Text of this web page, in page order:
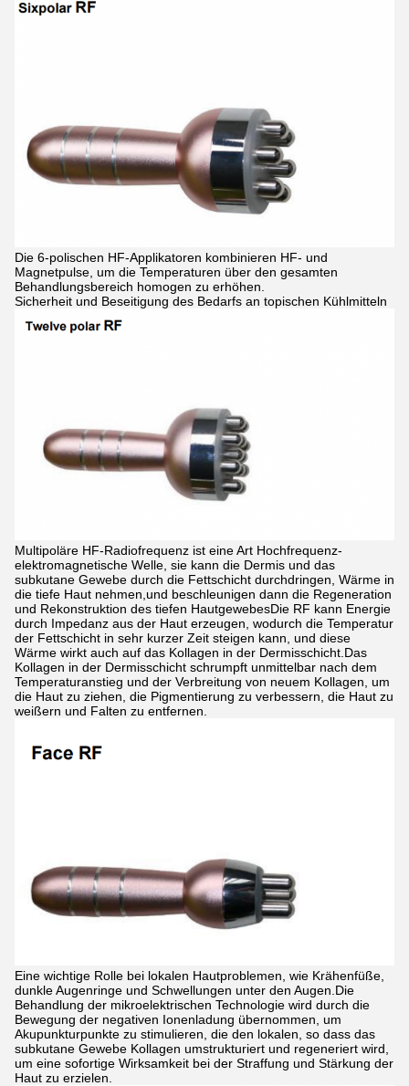
Die 6-polischen HF-Applikatoren kombinieren HF- und
Magnetpulse, um die Temperaturen über den gesamten
Behandlungsbereich homogen zu erhöhen.
Sicherheit und Beseitigung des Bedarfs an topischen Kühlmitteln
Multipoläre HF-Radiofrequenz ist eine Art Hochfrequenz-
elektromagnetische Welle, sie kann die Dermis und das
subkutane Gewebe durch die Fettschicht durchdringen, Wärme in
die tiefe Haut nehmen,und beschleunigen dann die Regeneration
und Rekonstruktion des tiefen HautgewebesDie RF kann Energie
durch Impedanz aus der Haut erzeugen, wodurch die Temperatur
der Fettschicht in sehr kurzer Zeit steigen kann, und diese
Wärme wirkt auch auf das Kollagen in der Dermisschicht.Das
Kollagen in der Dermisschicht schrumpft unmittelbar nach dem
Temperaturanstieg und der Verbreitung von neuem Kollagen, um
die Haut zu ziehen, die Pigmentierung zu verbessern, die Haut zu
weißern und Falten zu entfernen.
Eine wichtige Rolle bei lokalen Hautproblemen, wie Krähenfüße,
dunkle Augenringe und Schwellungen unter den Augen.Die
Behandlung der mikroelektrischen Technologie wird durch die
Bewegung der negativen Ionenladung übernommen, um
Akupunkturpunkte zu stimulieren, die den lokalen, so dass das
subkutane Gewebe Kollagen umstrukturiert und regeneriert wird,
um eine sofortige Wirksamkeit bei der Straffung und Stärkung der
Haut zu erzielen.